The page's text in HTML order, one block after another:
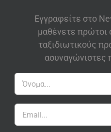
Εγγραφείτε στο
μαθένετε πρώτοι
ταξιδιωτικούς
ασυναγώνιστες